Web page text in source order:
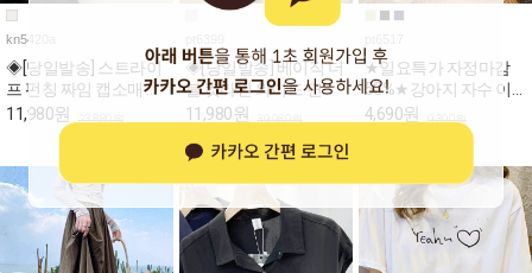
kn5420a
◈[당일발송] 스트라이
프 펀칭 짜임 캡소매 카
라 니트
11,980원
◈[당일발송] 베이직 더
블 컷라인 와이드 면바
지
11,980원 39,980원
★일요특가 자정마감
50%★강아지 자수 이
지 밴딩 반바지
4,690원 9,390원